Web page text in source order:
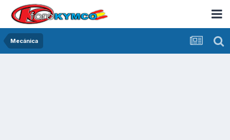
Mecánica